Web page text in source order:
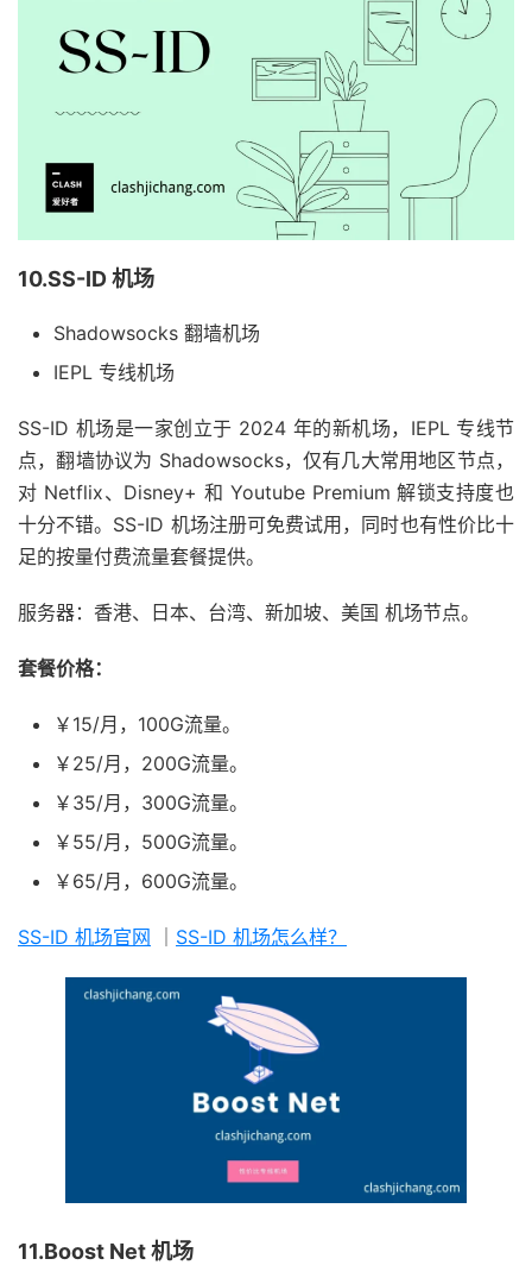
10.SS-ID 机场
Shadowsocks 翻墙机场
IEPL 专线机场
SS-ID 机场是一家创立于 2024 年的新机场，IEPL 专线节
点，翻墙协议为 Shadowsocks，仅有几大常用地区节点，
对 Netflix、Disney+ 和 Youtube Premium 解锁支持度也
十分不错。SS-ID 机场注册可免费试用，同时也有性价比十
足的按量付费流量套餐提供。
服务器：香港、日本、台湾、新加坡、美国 机场节点。
套餐价格：
￥15/月，100G流量。
￥25/月，200G流量。
￥35/月，300G流量。
￥55/月，500G流量。
￥65/月，600G流量。
SS-ID 机场官网 SS-ID 机场怎么样？
11.Boost Net 机场